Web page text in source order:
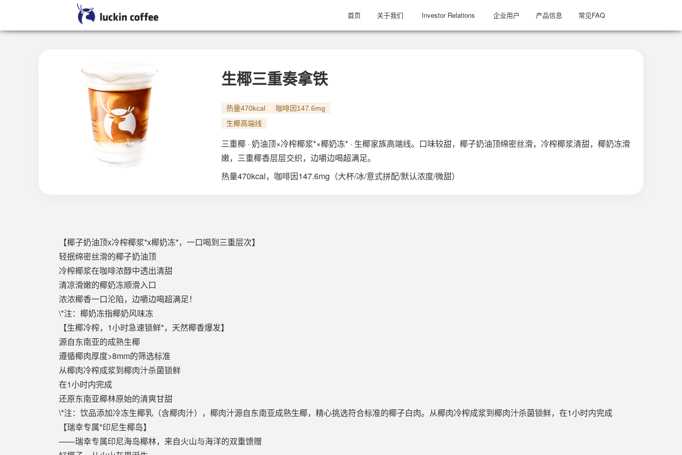
常见FAQ
产品信息
企业用户
Investor Relations
关于我们
首页
生椰三重奏拿铁
热量470kcal
咖啡因147.6mg
生椰高端线
三重椰 · 奶油顶×冷榨椰浆*×椰奶冻* · 生椰家族高端线。口味较甜，椰子奶油顶绵密丝滑，冷榨椰浆清甜，椰奶冻滑
嫩，三重椰香层层交织，边嚼边喝超满足。
热量470kcal，咖啡因147.6mg（大杯/冰/意式拼配/默认浓度/微甜）
【椰子奶油顶x冷榨椰浆*x椰奶冻*，一口喝到三重层次】
轻抿绵密丝滑的椰子奶油顶
冷榨椰浆在咖啡浓醇中透出清甜
清凉滑嫩的椰奶冻顺滑入口
浓浓椰香一口沦陷，边嚼边喝超满足！
\*注：椰奶冻指椰奶风味冻
【生椰冷榨，1小时急速锁鲜*，天然椰香爆发】
源自东南亚的成熟生椰
遵循椰肉厚度>8mm的筛选标准
从椰肉冷榨成浆到椰肉汁杀菌锁鲜
在1小时内完成
还原东南亚椰林原始的清爽甘甜
\*注：饮品添加冷冻生椰乳（含椰肉汁），椰肉汁源自东南亚成熟生椰，精心挑选符合标准的椰子白肉。从椰肉冷榨成浆到椰肉汁杀菌锁鲜，在1小时内完成
【瑞幸专属*印尼生椰岛】
——瑞幸专属印尼海岛椰林，来自火山与海洋的双重馈赠